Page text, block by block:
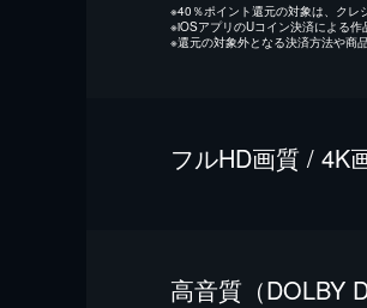
※40％ポイント還元の対象は、クレ
※iOSアプリのUコイン決済による作
※還元の対象外となる決済方法や商
フルHD画質 / 4K
⾼⾳質（DOLBY